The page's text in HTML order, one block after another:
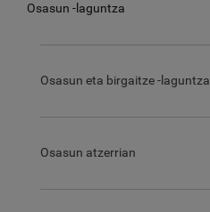
Osasun -laguntza
Osasun eta birgaitze -laguntza
Osasun atzerrian